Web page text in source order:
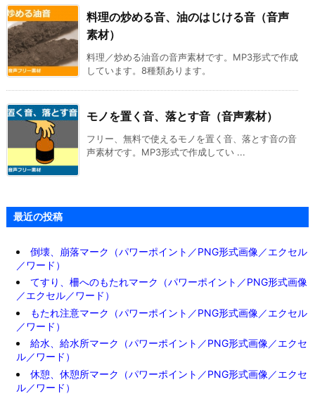
料理の炒める音、油のはじける音（音声
素材）
料理／炒める油音の音声素材です。MP3形式で作成
しています。8種類あります。
モノを置く音、落とす音（音声素材）
フリー、無料で使えるモノを置く音、落とす音の音
声素材です。MP3形式で作成してい ...
最近の投稿
倒壊、崩落マーク（パワーポイント／PNG形式画像／エクセル
／ワード）
てすり、柵へのもたれマーク（パワーポイント／PNG形式画像
／エクセル／ワード）
もたれ注意マーク（パワーポイント／PNG形式画像／エクセル
／ワード）
給水、給水所マーク（パワーポイント／PNG形式画像／エクセ
ル／ワード）
休憩、休憩所マーク（パワーポイント／PNG形式画像／エクセ
ル／ワード）